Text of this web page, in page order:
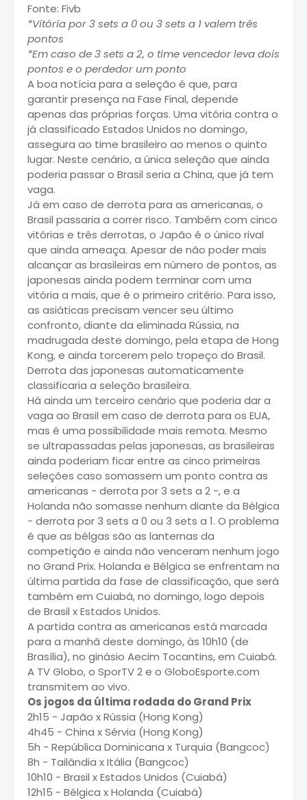
Fonte: Fivb
*Vitória por 3 sets a 0 ou 3 sets a 1 valem três
pontos
*Em caso de 3 sets a 2, o time vencedor leva dois
pontos e o perdedor um ponto
A boa notícia para a seleção é que, para
garantir presença na Fase Final, depende
apenas das próprias forças. Uma vitória contra o
já classificado Estados Unidos no domingo,
assegura ao time brasileiro ao menos o quinto
lugar. Neste cenário, a única seleção que ainda
poderia passar o Brasil seria a China, que já tem
vaga.
Já em caso de derrota para as americanas, o
Brasil passaria a correr risco. Também com cinco
vitórias e três derrotas, o Japão é o único rival
que ainda ameaça. Apesar de não poder mais
alcançar as brasileiras em número de pontos, as
japonesas ainda podem terminar com uma
vitória a mais, que é o primeiro critério. Para isso,
as asiáticas precisam vencer seu último
confronto, diante da eliminada Rússia, na
madrugada deste domingo, pela etapa de Hong
Kong, e ainda torcerem pelo tropeço do Brasil.
Derrota das japonesas automaticamente
classificaria a seleção brasileira.
Há ainda um terceiro cenário que poderia dar a
vaga ao Brasil em caso de derrota para os EUA,
mas é uma possibilidade mais remota. Mesmo
se ultrapassadas pelas japonesas, as brasileiras
ainda poderiam ficar entre as cinco primeiras
seleções caso somassem um ponto contra as
americanas - derrota por 3 sets a 2 -, e a
Holanda não somasse nenhum diante da Bélgica
- derrota por 3 sets a 0 ou 3 sets a 1. O problema
é que as bélgas são as lanternas da
competição e ainda não venceram nenhum jogo
no Grand Prix. Holanda e Bélgica se enfrentam na
última partida da fase de classificação, que será
também em Cuiabá, no domingo, logo depois
de Brasil x Estados Unidos.
A partida contra as americanas está marcada
para a manhã deste domingo, às 10h10 (de
Brasília), no ginásio Aecim Tocantins, em Cuiabá.
A TV Globo, o SporTV 2 e o GloboEsporte.com
transmitem ao vivo.
Os jogos da última rodada do Grand Prix
2h15 - Japão x Rússia (Hong Kong)
4h45 - China x Sérvia (Hong Kong)
5h - República Dominicana x Turquia (Bangcoc)
8h - Tailândia x Itália (Bangcoc)
10h10 - Brasil x Estados Unidos (Cuiabá)
12h15 - Bélgica x Holanda (Cuiabá)